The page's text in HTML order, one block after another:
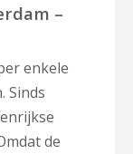
–
enkele
Sinds
de